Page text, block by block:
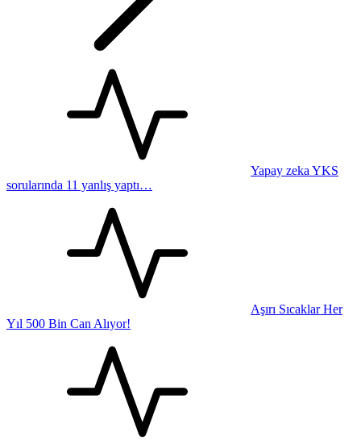
Yapay zeka YKS
sorularında 11 yanlış yaptı…
Aşırı Sıcaklar Her
Yıl 500 Bin Can Alıyor!